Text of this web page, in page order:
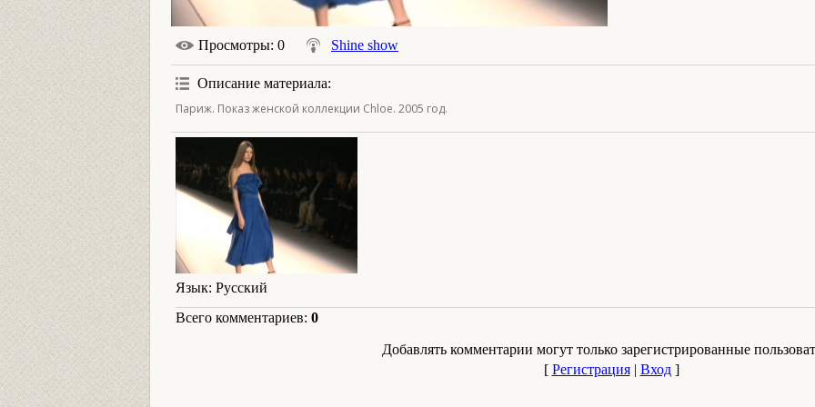
Просмотры: 0 Shine show
Описание материала:
Париж. Показ женской коллекции Chloe. 2005 год.
Язык: Русский
Всего комментариев: 0
Добавлять комментарии могут только зарегистрированные
[ Регистрация| Вход]